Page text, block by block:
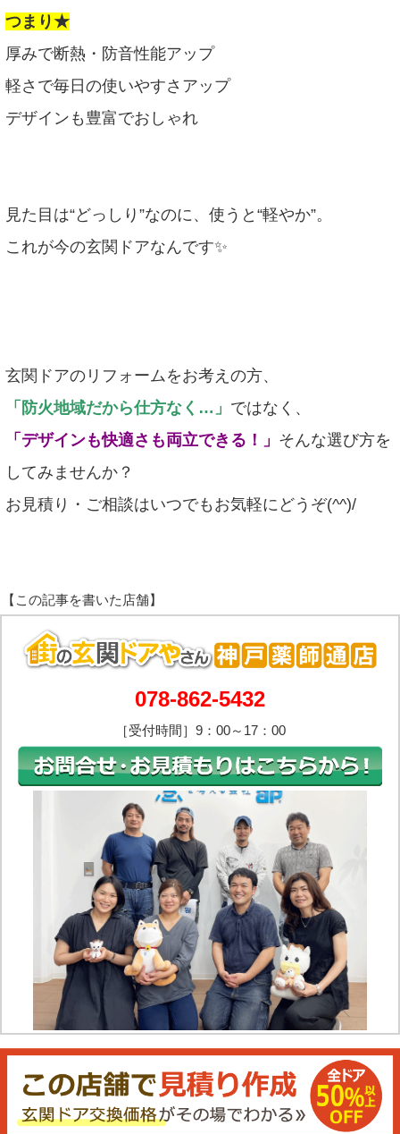
つまり★
厚みで断熱・防音性能アップ
軽さで毎日の使いやすさアップ
デザインも豊富でおしゃれ
見た目は“どっしり”なのに、使うと“軽やか”。
これが今の玄関ドアなんです✨
玄関ドアのリフォームをお考えの方、
「防火地域だから仕方なく…」 ではなく、
「デザインも快適さも両立できる！」 そんな選び方を
してみませんか？
お見積り・ご相談はいつでもお気軽にどうぞ(^^)/
078-862-5432
［受付時間］9：00～17：00